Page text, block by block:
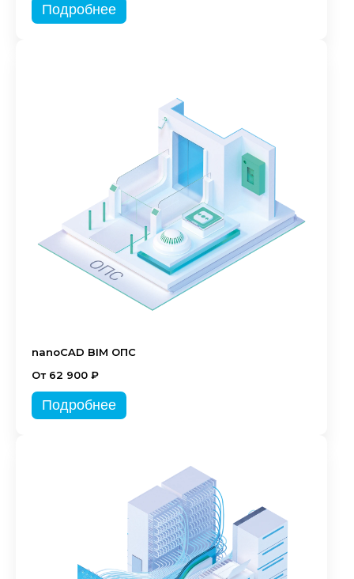
Подробнее
nanoCAD BIM ОПС
От 62 900 ₽
Подробнее